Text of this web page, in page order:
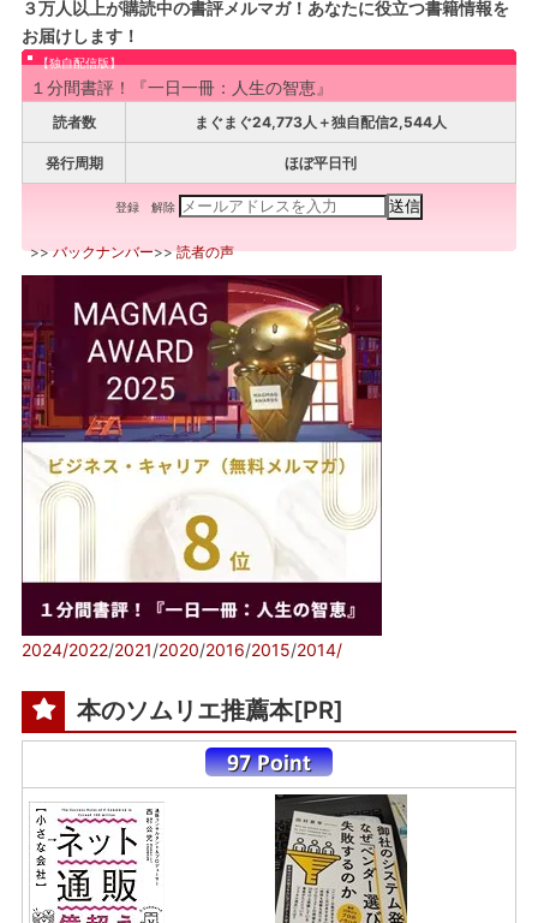
３万人以上が購読中の書評メルマガ！あなたに役立つ書籍情報を
お届けします！
【独自配信版】
１分間書評！『一日一冊：人生の智恵』
読者数 まぐまぐ24,773人＋独自配信2,544人
発行周期 ほぼ平日刊
登録 解除
>>バックナンバー>>読者の声
2024/2022/2021/2020/2016/2015/2014/
本のソムリエ推薦本[PR]